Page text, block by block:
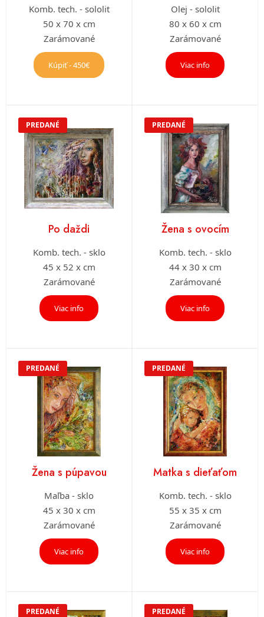
Komb. tech. - sololit
50 x 70 x cm
Zarámované
Kúpiť - 450€
Olej - sololit
80 x 60 x cm
Zarámované
Viac info
PREDANÉ
Po daždi
Komb. tech. - sklo
45 x 52 x cm
Zarámované
Viac info
PREDANÉ
Žena s ovocím
Komb. tech. - sklo
44 x 30 x cm
Zarámované
Viac info
PREDANÉ
Žena s púpavou
Maľba - sklo
45 x 30 x cm
Zarámované
Viac info
PREDANÉ
Matka s dieťaťom
Komb. tech. - sklo
55 x 35 x cm
Zarámované
Viac info
PREDANÉ PREDANÉ